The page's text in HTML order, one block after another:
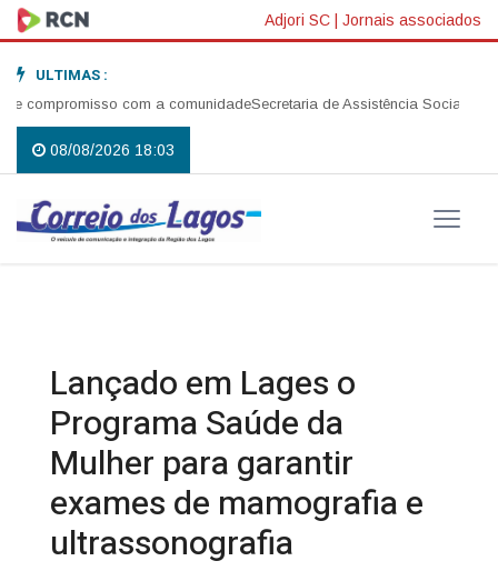
Adjori SC | Jornais associados
ULTIMAS :
com a comunidadeSecretaria de Assistência Social realiza
08/08/2026 18:03
Lançado em Lages o
Programa Saúde da
Mulher para garantir
exames de mamografia e
ultrassonografia